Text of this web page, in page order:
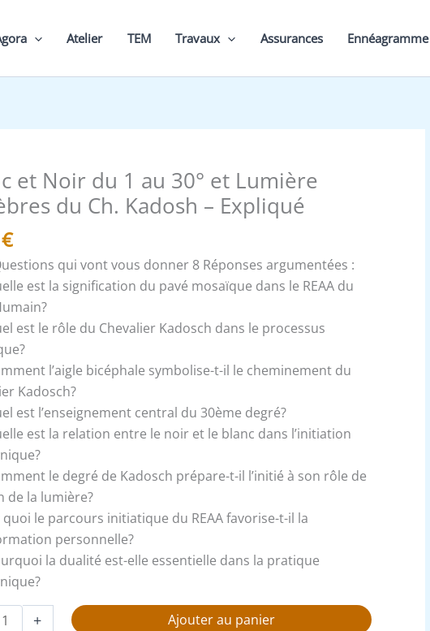
Atelier TEM Travaux Assurances Ennéagramme
et Noir du 1 au 30° et Lumière
du Ch. Kadosh – Expliqué
€
qui vont vous donner 8 Réponses argumentées :
est la signification du pavé mosaïque dans le REAA du
est le rôle du Chevalier Kadosch dans le processus
l’aigle bicéphale symbolise-t-il le cheminement du
Kadosch?
est l’enseignement central du 30ème degré?
est la relation entre le noir et le blanc dans l’initiation
le degré de Kadosch prépare-t-il l’initié à son rôle de
de la lumière?
quoi le parcours initiatique du REAA favorise-t-il la
personnelle?
la dualité est-elle essentielle dans la pratique
+ Ajouter au panier